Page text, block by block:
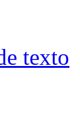
texto